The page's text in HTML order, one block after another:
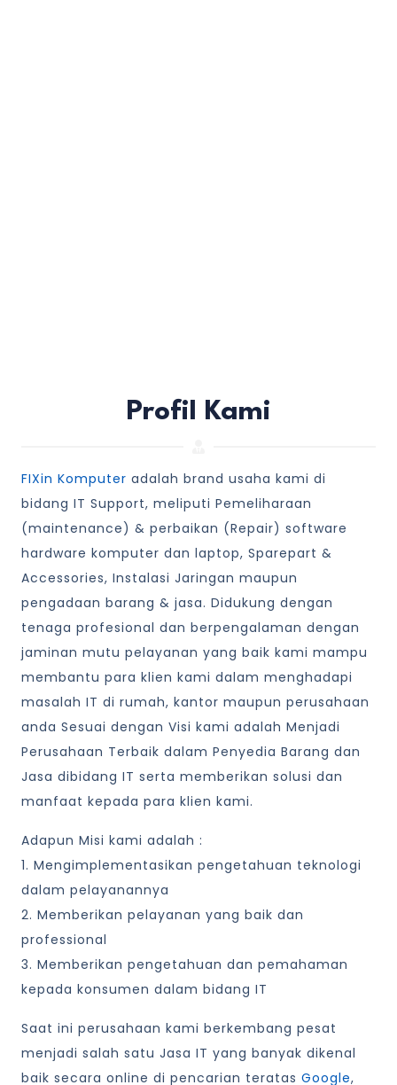
Profil Kami
FIXin Komputer adalah brand usaha kami di
bidang IT Support, meliputi Pemeliharaan
(maintenance) & perbaikan (Repair) software
hardware komputer dan laptop, Sparepart &
Accessories, Instalasi Jaringan maupun
pengadaan barang & jasa. Didukung dengan
tenaga profesional dan berpengalaman dengan
jaminan mutu pelayanan yang baik kami mampu
membantu para klien kami dalam menghadapi
masalah IT di rumah, kantor maupun perusahaan
anda Sesuai dengan Visi kami adalah Menjadi
Perusahaan Terbaik dalam Penyedia Barang dan
Jasa dibidang IT serta memberikan solusi dan
manfaat kepada para klien kami.
Adapun Misi kami adalah :
1. Mengimplementasikan pengetahuan teknologi
dalam pelayanannya
2. Memberikan pelayanan yang baik dan
professional
3. Memberikan pengetahuan dan pemahaman
kepada konsumen dalam bidang IT
Saat ini perusahaan kami berkembang pesat
menjadi salah satu Jasa IT yang banyak dikenal
baik secara online di pencarian teratas Google,